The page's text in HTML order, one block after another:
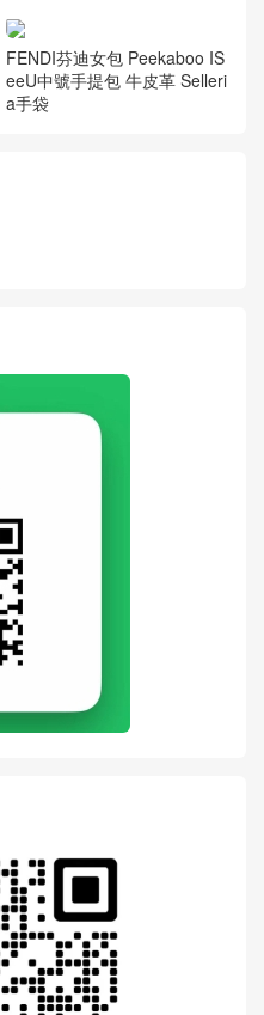
FENDI芬迪女包 Peekaboo IS
eeU中號手提包 牛皮革 Selleri
a手袋